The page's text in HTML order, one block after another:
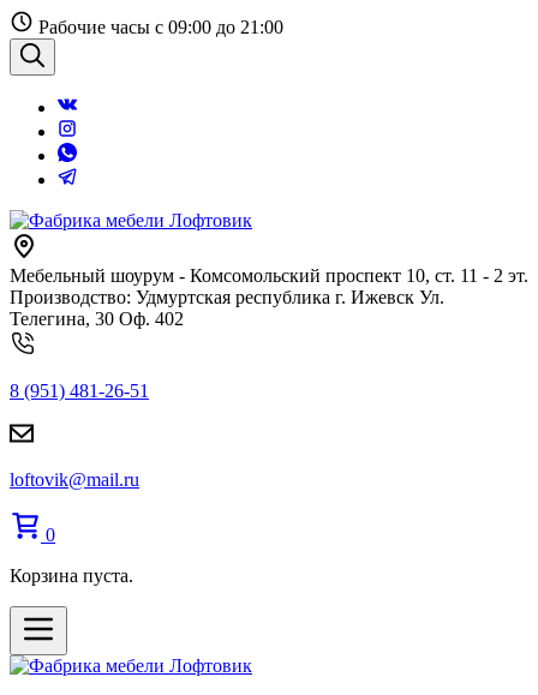
Перейти
к
содержанию
Рабочие часы с 09:00 до 21:00
Поиск
Мебельный шоурум - Комсомольский проспект 10, ст. 11 - 2 эт.
Производство: Удмуртская республика г. Ижевск Ул.
Телегина, 30 Оф. 402
8 (951) 481-26-51
loftovik@mail.ru
0
Корзина пуста.